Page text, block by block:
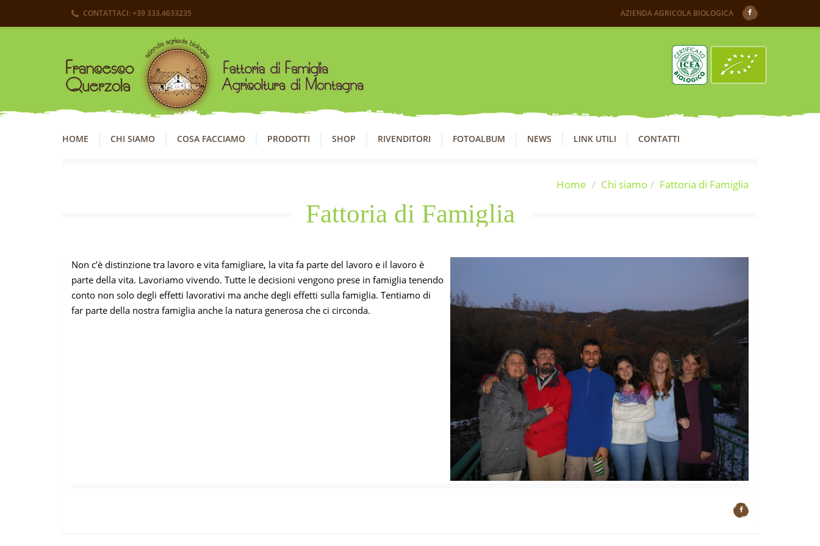
CONTATTACI: +39 333.4633235 AZIENDA AGRICOLA BIOLOGICA
HOME CHI SIAMO COSA FACCIAMO PRODOTTI SHOP RIVENDITORI FOTOALBUM NEWS LINK UTILI CONTATTI
Home Chi siamo Fattoria di Famiglia
Fattoria di Famiglia
Non c’è distinzione tra lavoro e vita famigliare, la vita fa parte del lavoro e il lavoro è
parte della vita. Lavoriamo vivendo. Tutte le decisioni vengono prese in famiglia tenendo
conto non solo degli effetti lavorativi ma anche degli effetti sulla famiglia. Tentiamo di
far parte della nostra famiglia anche la natura generosa che ci circonda.